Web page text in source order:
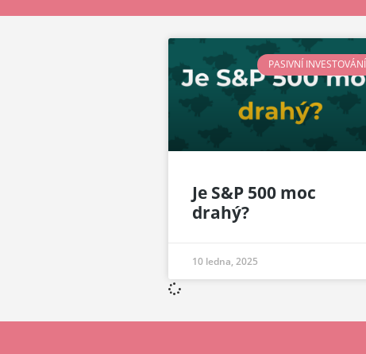
PASIVNÍ INVESTOVÁNÍ
Je S&P 500 moc
drahý?
10 ledna, 2025